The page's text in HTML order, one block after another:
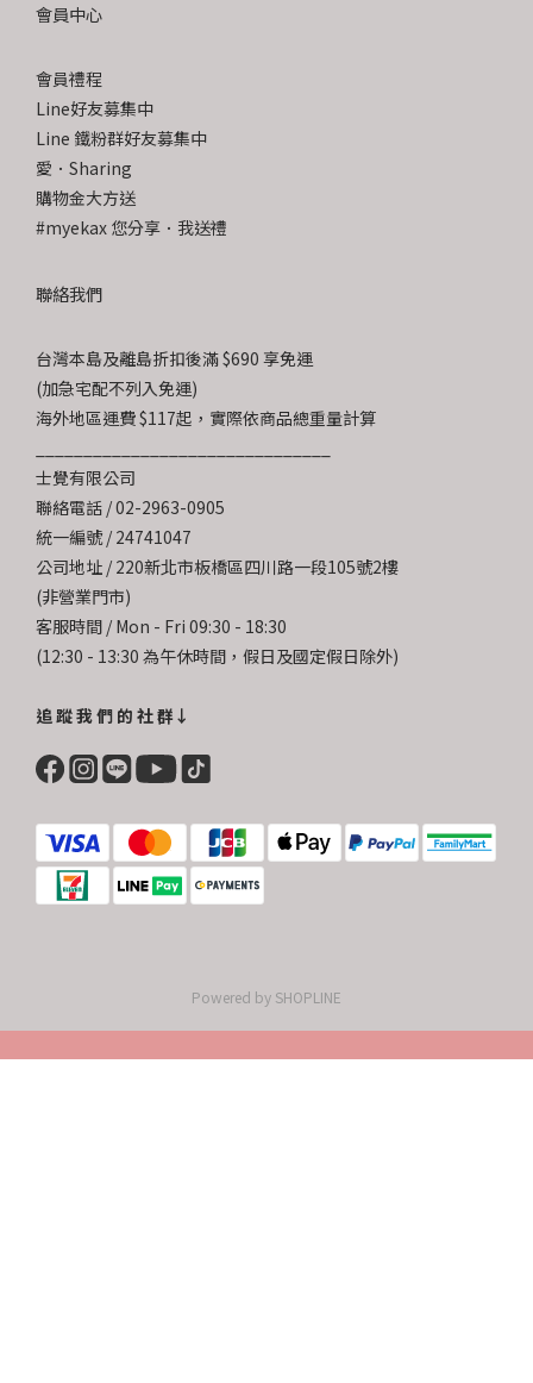
會員中心
會員禮程
Line好友募集中
Line 鐵粉群好友募集中
愛．Sharing
購物金大方送
#myekax 您分享．我送禮
聯絡我們
台灣本島及離島折扣後滿 $690 享免運
(加急宅配不列入免運)
海外地區運費 $117起，實際依商品總重量計算
士覺有限公司
聯絡電話 / 02-2963-0905
統一編號 / 24741047
公司地址 / 220新北市板橋區四川路一段105號2樓
(非營業門市)
客服時間 / Mon - Fri 09:30 - 18:30
(12:30 - 13:30 為午休時間，假日及國定假日除外)
追 蹤 我 們 的 社 群↓
Powered by SHOPLINE